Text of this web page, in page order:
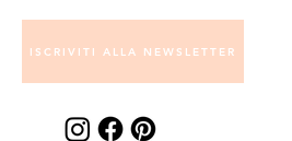
ISCRIVITI ALLA NEWSLETTER